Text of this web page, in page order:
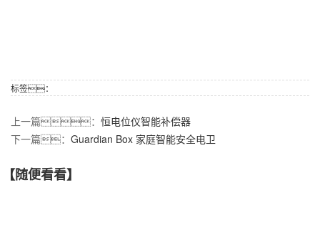
标签：
上一篇： 恒电位仪智能补偿器
下一篇： Guardian Box 家庭智能安全电卫
【随便看看】